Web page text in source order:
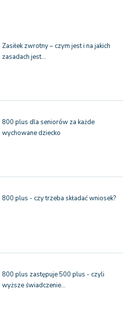
Zasiłek zwrotny – czym jest i na jakich
zasadach jest…
800 plus dla seniorów za każde
wychowane dziecko
800 plus - czy trzeba składać wniosek?
800 plus zastępuje 500 plus - czyli
wyższe świadczenie…